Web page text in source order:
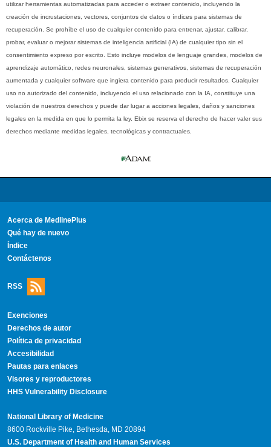
utilizar herramientas automatizadas para acceder o extraer contenido, incluyendo la
creación de incrustaciones, vectores, conjuntos de datos o índices para sistemas de
recuperación. Se prohíbe el uso de cualquier contenido para entrenar, ajustar, calibrar,
probar, evaluar o mejorar sistemas de inteligencia artificial (IA) de cualquier tipo sin el
consentimiento expreso por escrito. Esto incluye modelos de lenguaje grandes, modelos de
aprendizaje automático, redes neuronales, sistemas generativos, sistemas de recuperación
aumentada y cualquier software que ingiera contenido para producir resultados. Cualquier
uso no autorizado del contenido, incluyendo el uso relacionado con la IA, constituye una
violación de nuestros derechos y puede dar lugar a acciones legales, daños y sanciones
legales en la medida en que lo permita la ley. Ebix se reserva el derecho de hacer valer sus
derechos mediante medidas legales, tecnológicas y contractuales.
Acerca de MedlinePlus
Qué hay de nuevo
Índice
Contáctenos
RSS
Exenciones
Derechos de autor
Política de privacidad
Accesibilidad
Pautas para enlaces
Visores y reproductores
HHS Vulnerability Disclosure
National Library of Medicine
8600 Rockville Pike, Bethesda, MD 20894
U.S. Department of Health and Human Services